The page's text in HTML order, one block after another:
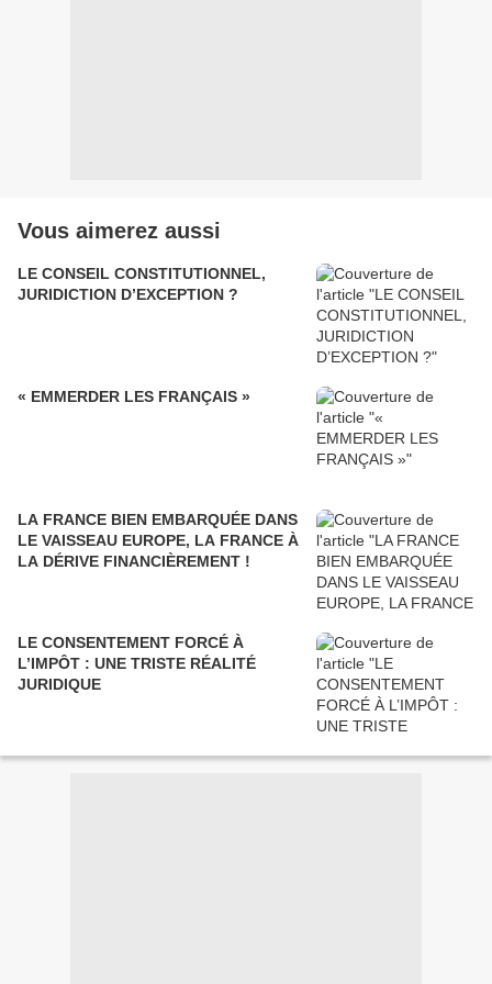
Vous aimerez aussi
LE CONSEIL CONSTITUTIONNEL,
JURIDICTION D’EXCEPTION ?
« EMMERDER LES FRANÇAIS »
LA FRANCE BIEN EMBARQUÉE DANS
LE VAISSEAU EUROPE, LA FRANCE À
LA DÉRIVE FINANCIÈREMENT !
LE CONSENTEMENT FORCÉ À
L’IMPÔT : UNE TRISTE RÉALITÉ
JURIDIQUE